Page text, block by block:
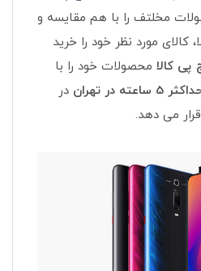
مخلتف را با هم مقایسه و
کالای مورد نظر خود را خرید
پی کالا محصولات خود را با
در تهران
در
می دهد.